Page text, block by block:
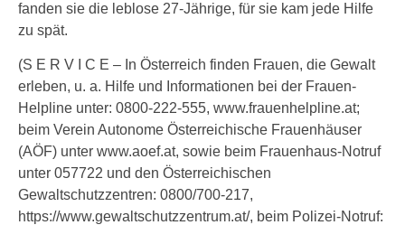
fanden sie die leblose 27-Jährige, für sie kam jede Hilfe
zu spät.
(S E R V I C E – In Österreich finden Frauen, die Gewalt
erleben, u. a. Hilfe und Informationen bei der Frauen-
Helpline unter: 0800-222-555, www.frauenhelpline.at;
beim Verein Autonome Österreichische Frauenhäuser
(AÖF) unter www.aoef.at, sowie beim Frauenhaus-Notruf
unter 057722 und den Österreichischen
Gewaltschutzzentren: 0800/700-217,
https://www.gewaltschutzzentrum.at/, beim Polizei-Notruf: